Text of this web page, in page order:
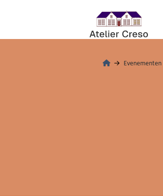
Evenementen